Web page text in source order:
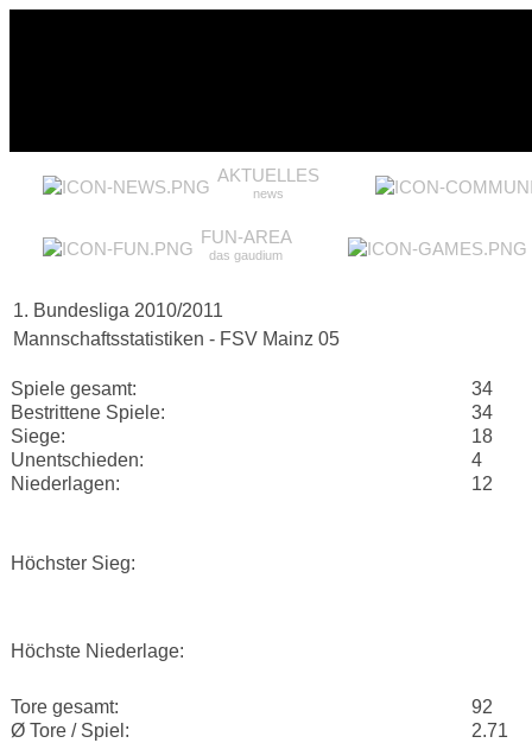
AKTUELLES
news
FUN-AREA
das gaudium
1. Bundesliga 2010/2011
Mannschaftsstatistiken - FSV Mainz 05
Spiele gesamt:
34
Bestrittene Spiele:
34
Siege:
18
Unentschieden:
4
Niederlagen:
12
Höchster Sieg:
Höchste Niederlage:
Tore gesamt:
92
Ø Tore / Spiel:
2.71